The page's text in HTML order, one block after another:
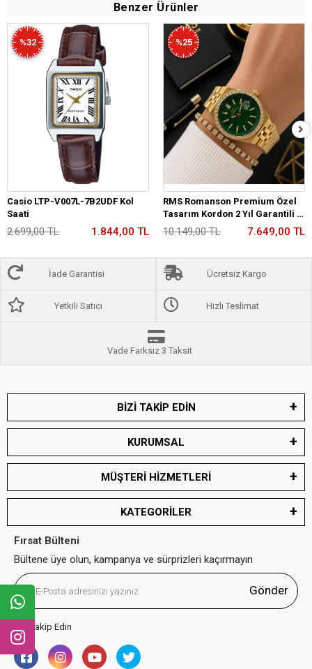
Benzer Ürünler
%32
Casio LTP-V007L-7B2UDF Kol
Saati
2.699,00 TL 1.844,00 TL
%25
RMS Romanson Premium Özel
Tasarım Kordon 2 Yıl Garantili 5
Atm Kadın Kol Saati+Bileklik
A2175.29
10.149,00 TL 7.649,00 TL
İade Garantisi Ücretsiz Kargo
Yetkili Satıcı Hızlı Teslimat
Vade Farksız 3 Taksit
BİZİ TAKİP EDİN
KURUMSAL
MÜŞTERİ HİZMETLERİ
KATEGORİLER
Fırsat Bülteni
Bültene üye olun, kampanya ve sürprizleri kaçırmayın
Gönder
Bizi Takip Edin